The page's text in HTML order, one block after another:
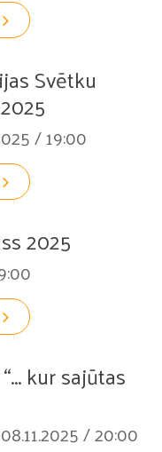
Svētku
/ 19:00
2025
kur sajūtas
/ 20:00